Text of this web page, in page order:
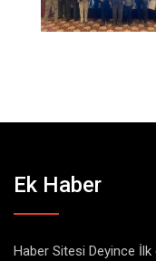
Ek Haber
Haber Sitesi Deyince İlk